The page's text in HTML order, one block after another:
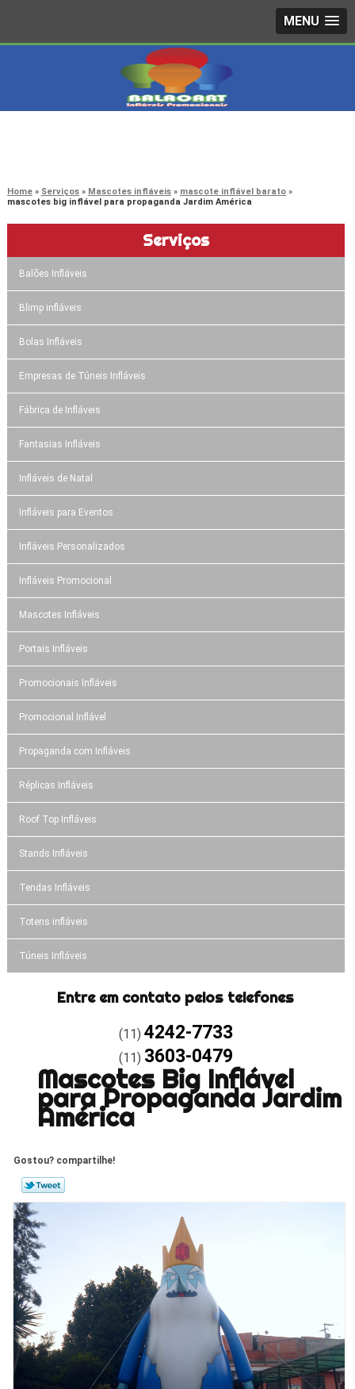
MENU
Home Serviços Mascotes infláveis
mascote inflável barato
mascotes big inflável para propaganda Jardim América
Serviços
Balões Infláveis
Blimp infláveis
Bolas Infláveis
Empresas de Túneis Infláveis
Fábrica de Infláveis
Fantasias Infláveis
Infláveis de Natal
Infláveis para Eventos
Infláveis Personalizados
Infláveis Promocional
Mascotes Infláveis
Portais Infláveis
Promocionais Infláveis
Promocional Inflável
Propaganda com Infláveis
Réplicas Infláveis
Roof Top Infláveis
Stands Infláveis
Tendas Infláveis
Totens infláveis
Túneis Infláveis
Entre em contato pelos telefones
(11) 4242-7733
(11) 3603-0479
Mascotes Big Inflável
para Propaganda Jardim
América
Gostou? compartilhe!